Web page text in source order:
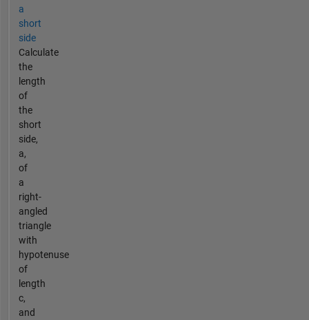
a
short
side
Calculate
the
length
of
the
short
side,
a,
of
a
right-
angled
triangle
with
hypotenuse
of
length
c,
and